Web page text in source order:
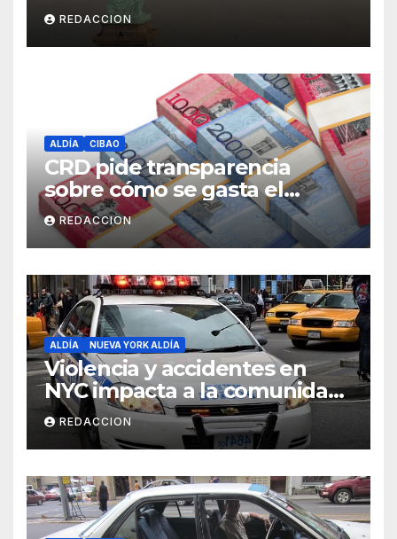
peligrosos en NYC
REDACCION
ALDÍA CIBAO
CRD pide transparencia
sobre cómo se gasta el
dinero del Seguro Familiar de
Salud
REDACCION
ALDÍA NUEVA YORK ALDÍA
Violencia y accidentes en
NYC impacta a la comunidad
dominicana
REDACCION